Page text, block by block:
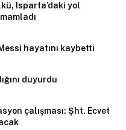
Isparta’daki yol
hayatını kaybetti
duyurdu
çalışması: Şht. Ecvet